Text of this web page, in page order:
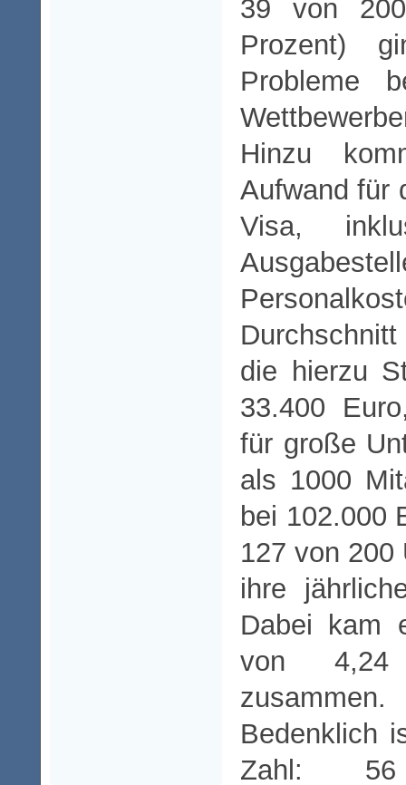
39 von
Prozent)
Probleme
Hinzu
Aufwand für
Visa,
die hierzu
33.400
für große
als 1000
bei 102.000
127 von 200
ihre
Dabei kam
von 4,24
zusammen.
Bedenklich
Zahl: